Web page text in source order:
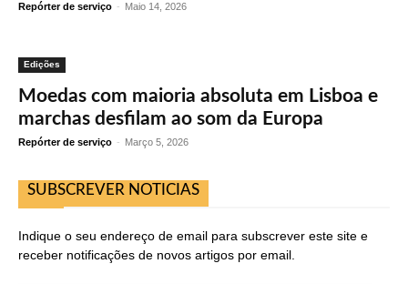
Repórter de serviço - Maio 14, 2026
Edições
Moedas com maioria absoluta em Lisboa e
marchas desfilam ao som da Europa
Repórter de serviço - Março 5, 2026
SUBSCREVER NOTICIAS
Indique o seu endereço de email para subscrever este site e
receber notificações de novos artigos por email.